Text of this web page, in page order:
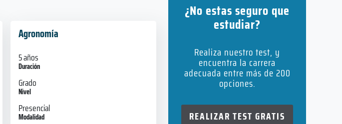
Agronomía
5 años
Duración
Grado
Nivel
Presencial
Modalidad
¿No estas seguro que
estudiar?
Realiza nuestro test, y
encuentra la carrera
adecuada entre más de 200
opciones.
REALIZAR TEST GRATIS